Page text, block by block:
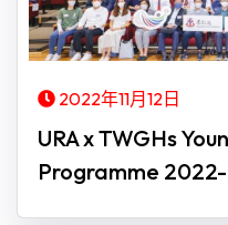
2022年11月12日
URA x TWGHs
Programme